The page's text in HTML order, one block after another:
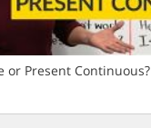
or Present Continuous?